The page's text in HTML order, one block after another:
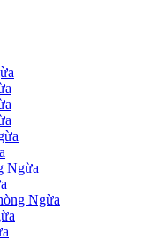
Ngừa
Ngừa